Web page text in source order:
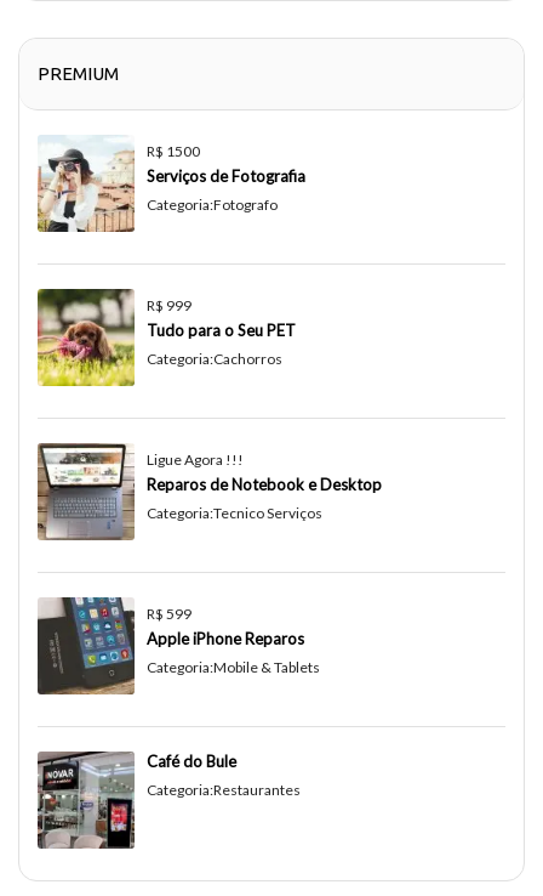
PREMIUM
R$ 1500
Serviços de Fotografia
Categoria:Fotografo
R$ 999
Tudo para o Seu PET
Categoria:Cachorros
Ligue Agora !!!
Reparos de Notebook e Desktop
Categoria:Tecnico Serviços
R$ 599
Apple iPhone Reparos
Categoria:Mobile & Tablets
Café do Bule
Categoria:Restaurantes